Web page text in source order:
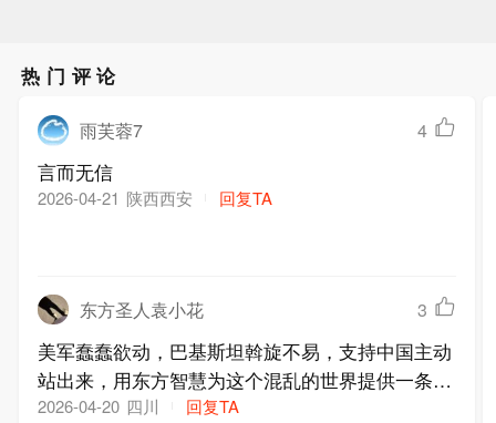
热门评论
雨芙蓉7 4
言而无信
2026-04-21 陕西西安 回复TA
东方圣人袁小花 3
美军蠢蠢欲动，巴基斯坦斡旋不易，支持中国主动
站出来，用东方智慧为这个混乱的世界提供一条不
同于霸权的新路
2026-04-20 四川 回复TA